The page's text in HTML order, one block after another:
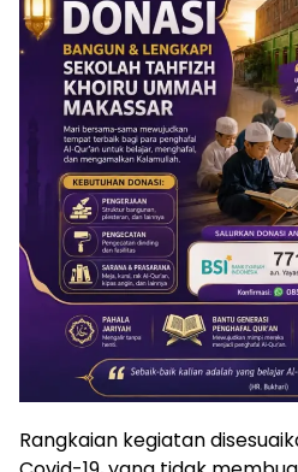
Rangkaian kegiatan